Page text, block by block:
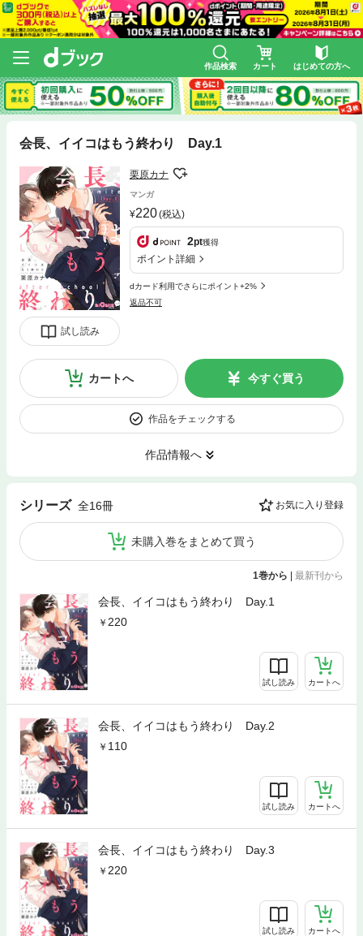
作品検索 カート はじめての方へ
会長、イイコはもう終わり Day.1
試し読み
栗原カナ
マンガ
220(税込)
2pt獲得
ポイント詳細
dカード利用でさらにポイント+2%
返品不可
カートへ 今すぐ買う
作品をチェックする
作品情報へ
シリーズ 全16冊 お気に入り登録
未購入巻をまとめて買う
1巻から | 最新刊から
会長、イイコはもう終わり Day.1
220
試し読み カートへ
会長、イイコはもう終わり Day.2
110
試し読み カートへ
会長、イイコはもう終わり Day.3
220
試し読み カートへ